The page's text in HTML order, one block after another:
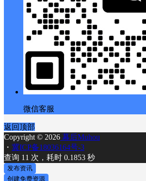
微信客服
返回顶部
Copyright © 2026 幕后Muhou
・ 冀ICP备18036164号-3
查询 11 次，耗时 0.1853 秒
发布资讯
创建免费资源